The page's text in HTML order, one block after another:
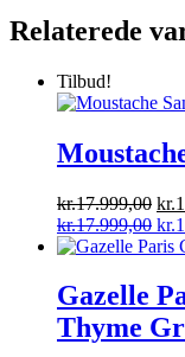
Relaterede
Tilbud!
kr.17.999,00
pris
kr.
kr.17.999,00
var:
kr.
Gazelle
Thyme